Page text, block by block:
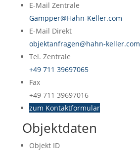
E-Mail Zentrale
Gampper@Hahn-Keller.com
E-Mail Direkt
objektanfragen@hahn-keller.com
Tel. Zentrale
+49 711 39697065
Fax
+49 711 39697016
zum Kontaktformular
Objektdaten
Objekt ID